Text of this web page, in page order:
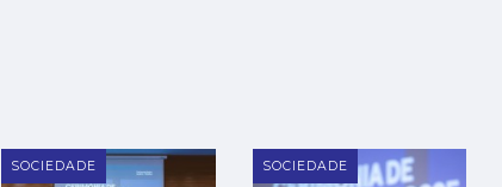
SOCIEDADE SOCIEDADE